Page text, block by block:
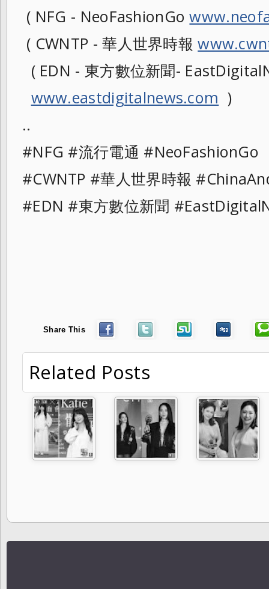
( NFG - NeoFashionGo
( CWNTP - 華人世界時報
( EDN - 東方數位新聞-
www.eastdigitalnews.com )
..
#NFG #流行電通
#CWNTP #華人世界時報
#EDN #東方數位新聞
Share This
Related Posts